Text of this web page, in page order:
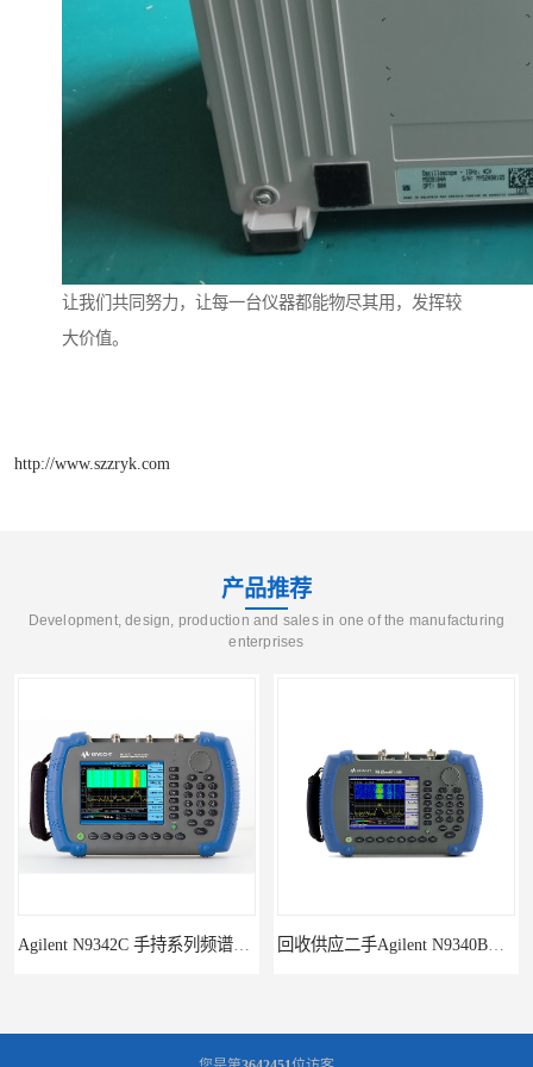
让我们共同努力，让每一台仪器都能物尽其用，发挥较
大价值。
http://www.szzryk.com
产品推荐
Development, design, production and sales in one of the manufacturing
enterprises